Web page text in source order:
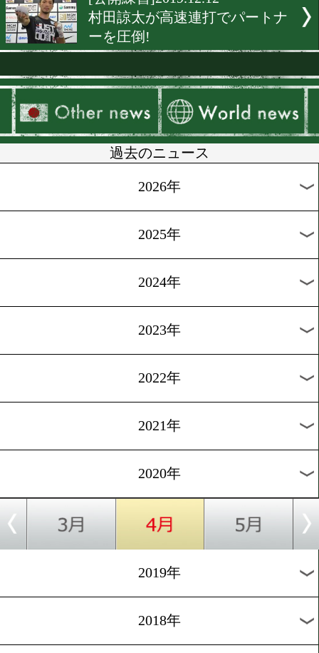
井岡一翔「大晦日に勝つの
務」
[公開練習]2019.12.18
ペタルコリン「ハードな練
仕上げてきた」
[公開練習]2019.12.17
ムザラネのスタミナに大橋
会長も警戒
[公開練習]2019.12.16
手の内を隠したバトラー
[公開練習]2019.12.12
ーを圧倒!
過去のニュース
2026年
2025年